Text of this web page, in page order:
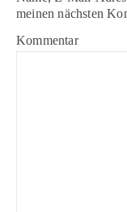
meinen nächsten
Kommentar